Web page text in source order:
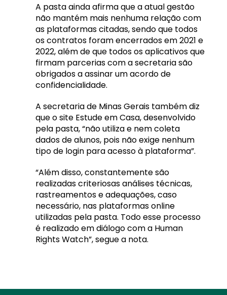
A pasta ainda afirma que a atual gestão
não mantém mais nenhuma relação com
as plataformas citadas, sendo que todos
os contratos foram encerrados em 2021 e
2022, além de que todos os aplicativos que
firmam parcerias com a secretaria são
obrigados a assinar um acordo de
confidencialidade.
A secretaria de Minas Gerais também diz
que o site Estude em Casa, desenvolvido
pela pasta, “não utiliza e nem coleta
dados de alunos, pois não exige nenhum
tipo de login para acesso à plataforma”.
“Além disso, constantemente são
realizadas criteriosas análises técnicas,
rastreamentos e adequações, caso
necessário, nas plataformas online
utilizadas pela pasta. Todo esse processo
é realizado em diálogo com a Human
Rights Watch”, segue a nota.